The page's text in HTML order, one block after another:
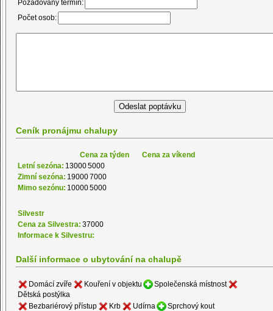
Požadovaný termín:
Počet osob:
Ceník pronájmu chalupy
Cena za týden
Cena za víkend
Letní sezóna: 130005000
Zimní sezóna: 190007000
Mimo sezónu: 100005000
Silvestr
Cena za Silvestra: 37000
Informace k Silvestru:
Další informace o ubytování na chalupě
Domácí zvíře Kouření v objektu
Společenská místnost
Dětská postýlka
Bezbariérový přístup
Krb Udírna
Sprchový kout